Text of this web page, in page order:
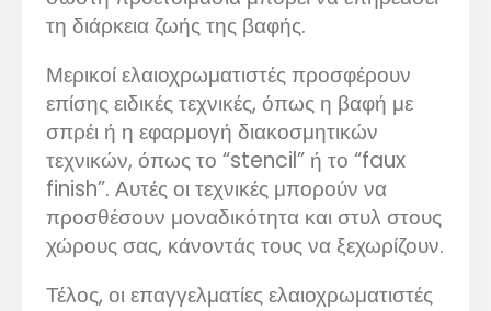
τη διάρκεια ζωής της βαφής.
Μερικοί ελαιοχρωματιστές προσφέρουν
επίσης ειδικές τεχνικές, όπως η βαφή με
σπρέι ή η εφαρμογή διακοσμητικών
τεχνικών, όπως το “stencil” ή το “faux
finish”. Αυτές οι τεχνικές μπορούν να
προσθέσουν μοναδικότητα και στυλ στους
χώρους σας, κάνοντάς τους να ξεχωρίζουν.
Τέλος, οι επαγγελματίες ελαιοχρωματιστές